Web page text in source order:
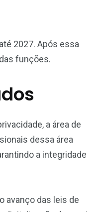
2027. Após essa
funções.
a área de
dessa área
a integridade
avanço das leis de